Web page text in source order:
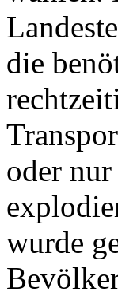
die
oder
wurde